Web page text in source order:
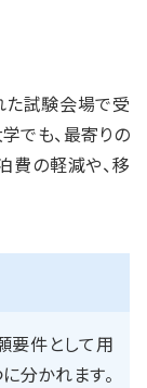
た試験会場で受
でも、最寄りの
費の軽減や、移
要件として用
分かれます。